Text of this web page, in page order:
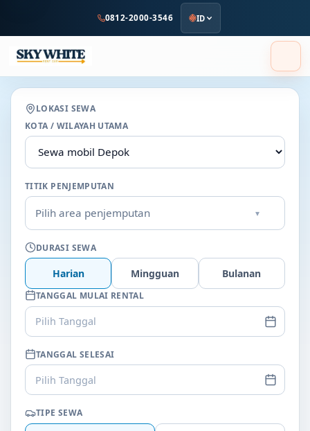
utama
0812-2000-3546 ID
LOKASI SEWA
KOTA / WILAYAH UTAMA
TITIK PENJEMPUTAN
Pilih area penjemputan ▾
DURASI SEWA
Harian Mingguan Bulanan
TANGGAL MULAI RENTAL
Pilih Tanggal
TANGGAL SELESAI
Pilih Tanggal
TIPE SEWA